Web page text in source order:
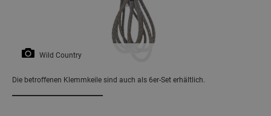
Wild Country
Die betroffenen Klemmkeile sind auch als 6er-Set erhältlich.